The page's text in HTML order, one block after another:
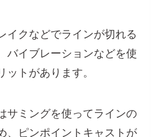
イクなどでラインが切れる
バイブレーションなどを使
ットがあります。
サミングを使ってラインの
、ピンポイントキャストが